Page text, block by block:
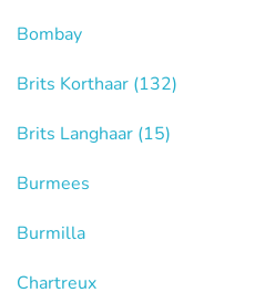
Bombay
Brits Korthaar (132)
Brits Langhaar (15)
Burmees
Burmilla
Chartreux